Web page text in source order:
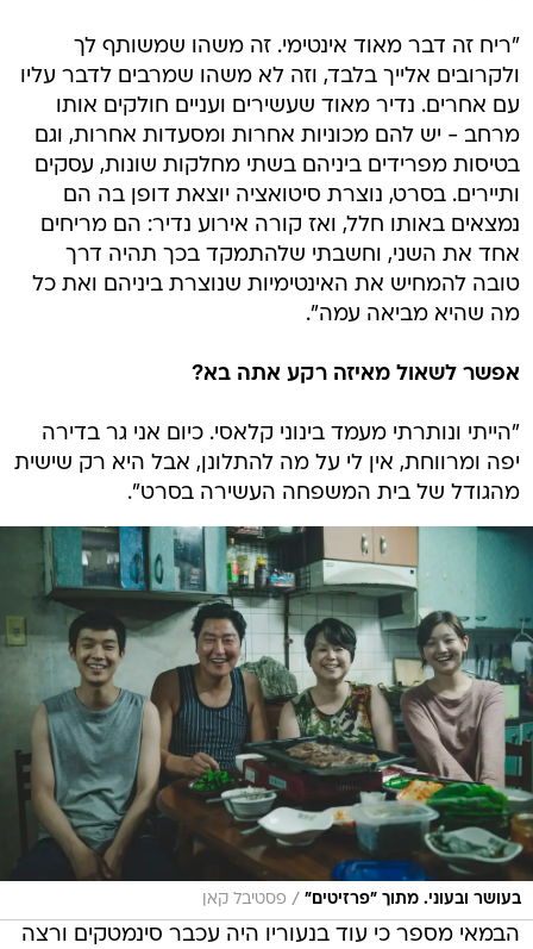
"ריח זה דבר מאוד אינטימי. זה משהו שמשותף לך
ולקרובים אלייך בלבד, וזה לא משהו שמרבים לדבר עליו
עם אחרים. נדיר מאוד שעשירים ועניים חולקים אותו
מרחב - יש להם מכוניות אחרות ומסעדות אחרות, וגם
בטיסות מפרידים ביניהם בשתי מחלקות שונות, עסקים
ותיירים. בסרט, נוצרת סיטואציה יוצאת דופן בה הם
נמצאים באותו חלל, ואז קורה אירוע נדיר: הם מריחים
אחד את השני, וחשבתי שלהתמקד בכך תהיה דרך
טובה להמחיש את האינטימיות שנוצרת ביניהם ואת כל
מה שהיא מביאה עמה".
אפשר לשאול מאיזה רקע אתה בא?
"הייתי ונותרתי מעמד בינוני קלאסי. כיום אני גר בדירה
יפה ומרווחת, אין לי על מה להתלונן, אבל היא רק שישית
מהגודל של בית המשפחה העשירה בסרט".
בעושר ובעוני. מתוך "פרזיטים" / פסטיבל קאן
הבמאי מספר כי עוד בנעוריו היה עכבר סינמטקים ורצה